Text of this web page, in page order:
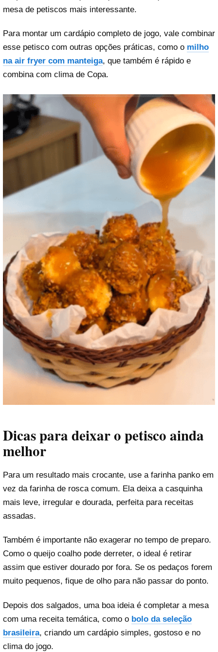
mesa de petiscos mais interessante.
Para montar um cardápio completo de jogo, vale combinar
esse petisco com outras opções práticas, como o milho
na air fryer com manteiga, que também é rápido e
combina com clima de Copa.
Dicas para deixar o petisco ainda
melhor
Para um resultado mais crocante, use a farinha panko em
vez da farinha de rosca comum. Ela deixa a casquinha
mais leve, irregular e dourada, perfeita para receitas
assadas.
Também é importante não exagerar no tempo de preparo.
Como o queijo coalho pode derreter, o ideal é retirar
assim que estiver dourado por fora. Se os pedaços forem
muito pequenos, fique de olho para não passar do ponto.
Depois dos salgados, uma boa ideia é completar a mesa
com uma receita temática, como o bolo da seleção
brasileira, criando um cardápio simples, gostoso e no
clima do jogo.